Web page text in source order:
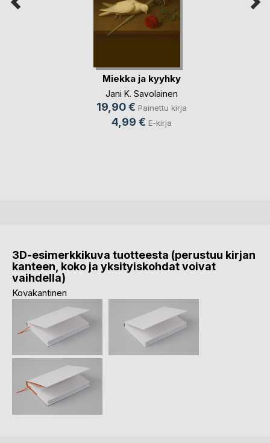
Miekka ja kyyhky
Jani K. Savolainen
19,90 € Painettu kirja
4,99 € E-kirja
3D-esimerkkikuva tuotteesta (perustuu kirjan
kanteen, koko ja yksityiskohdat voivat
vaihdella)
Kovakantinen